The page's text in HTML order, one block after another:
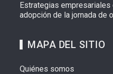
Estrategias empresariales
adopción de la jornada de
MAPA DEL SITIO
Quiénes somos